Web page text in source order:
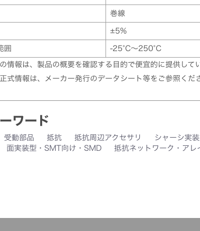
巻線
±5%
囲 -25°C～250°C
情報は、製品の概要を確認する目的で便宜的に提供して
式情報は、メーカー発行のデータシート等をご参照くだ
ワード
受動部品 抵抗 抵抗周辺アクセサリ シャーシ実
面実装型・SMT向け・SMD
抵抗ネットワーク・アレ